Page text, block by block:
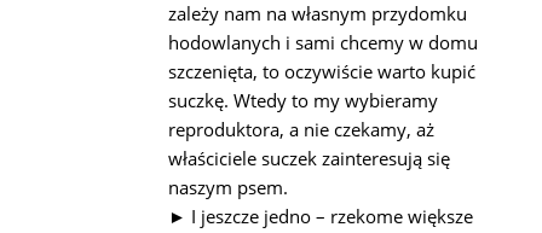
zależy nam na własnym przydomku
hodowlanych i sami chcemy w domu
szczenięta, to oczywiście warto kupić
suczkę. Wtedy to my wybieramy
reproduktora, a nie czekamy, aż
właściciele suczek zainteresują się
naszym psem.
► I jeszcze jedno – rzekome większe